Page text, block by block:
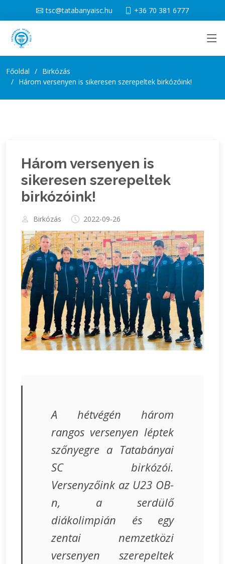
tsc@tatabanyaisc.hu +36 70 381 6777
Főoldal
Birkózás
Három versenyen is sikeresen szerepeltek birkózóink!
Három versenyen is
sikeresen szerepeltek
birkózóink!
Birkózás 2022-09-26
A hétvégén három
rangos versenyen léptek
szőnyegre a Tatabányai
SC birkózói.
Versenyzőink az U23 OB-
n, a serdülő
diákolimpián és egy
zentai nemzetközi
versenyen szerepeltek